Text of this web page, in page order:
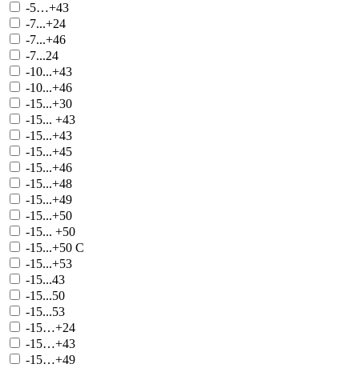
-5…+43
-7...+24
-7...+46
-7...24
-10...+43
-10...+46
-15...+30
-15... +43
-15...+43
-15...+45
-15...+46
-15...+48
-15...+49
-15...+50
-15... +50
-15...+50 С
-15...+53
-15...43
-15...50
-15...53
-15…+24
-15…+43
-15…+49